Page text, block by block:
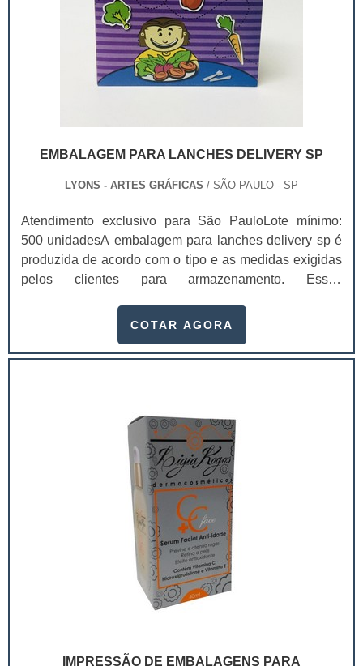
EMBALAGEM PARA LANCHES DELIVERY SP
LYONS - ARTES GRÁFICAS / SÃO PAULO - SP
Atendimento exclusivo para São PauloLote mínimo:
500 unidadesA embalagem para lanches delivery sp é
produzida de acordo com o tipo e as medidas exigidas
pelos clientes para armazenamento. Essas
para os consumidores, não só pela sofisticação, mas
mostrando o telefone e outros canais de
COTAR AGORA
IMPRESSÃO DE EMBALAGENS PARA